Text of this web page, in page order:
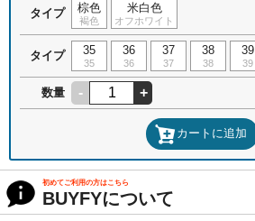
タイプ 棕色
褐色
米白色
オフホワイト
タイプ 35
35
36
36
37
37
38
38
39
39
数量 - +
カートに追加
初めてご利用の方はこちら
BUYFYについて